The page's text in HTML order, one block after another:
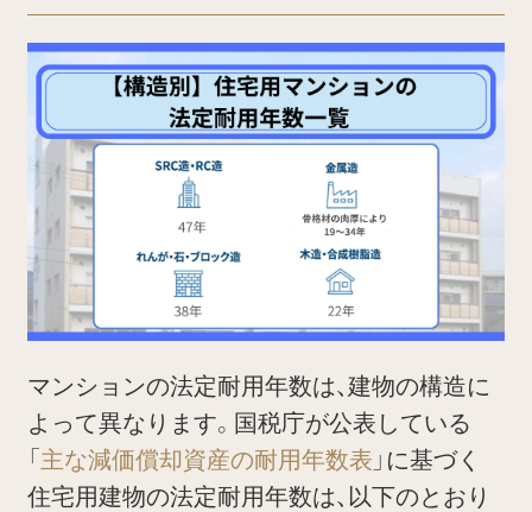
マンションの法定耐用年数は、建物の構造に
よって異なります。国税庁が公表している
「 主な減価償却資産の耐用年数表 」に基づく
住宅用建物の法定耐用年数は、以下のとおり